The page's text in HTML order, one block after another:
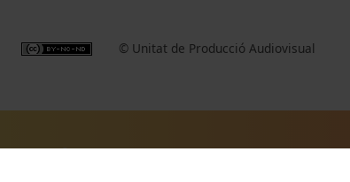
© Unitat de Producció Audiovisual
Vídeos relacionados